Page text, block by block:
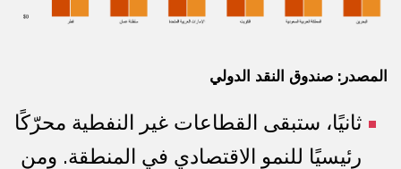
المصدر: صندوق النقد الدولي
ثانيًا، ستبقى القطاعات غير النفطية محرّكًا
رئيسيًا للنمو الاقتصادي في المنطقة. ومن